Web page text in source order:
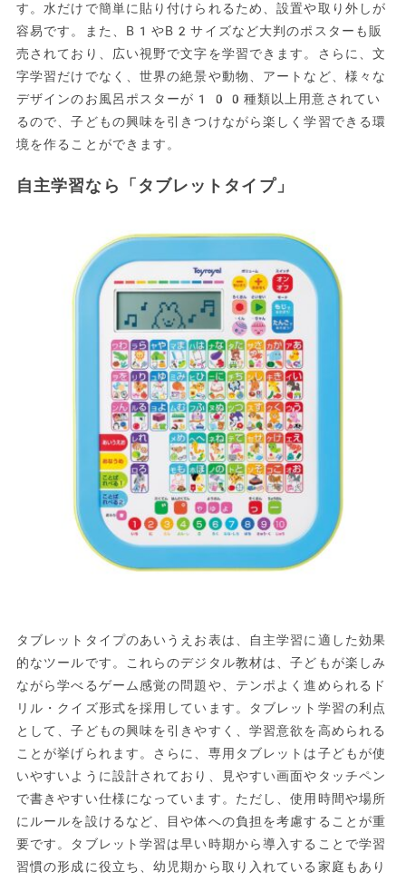
す。水だけで簡単に貼り付けられるため、設置や取り外しが
容易です。また、B1やB2サイズなど大判のポスターも販
売されており、広い視野で文字を学習できます。さらに、文
字学習だけでなく、世界の絶景や動物、アートなど、様々な
デザインのお風呂ポスターが100種類以上用意されてい
るので、子どもの興味を引きつけながら楽しく学習できる環
境を作ることができます。
自主学習なら「タブレットタイプ」
タブレットタイプのあいうえお表は、自主学習に適した効果
的なツールです。これらのデジタル教材は、子どもが楽しみ
ながら学べるゲーム感覚の問題や、テンポよく進められるド
リル・クイズ形式を採用しています。タブレット学習の利点
として、子どもの興味を引きやすく、学習意欲を高められる
ことが挙げられます。さらに、専用タブレットは子どもが使
いやすいように設計されており、見やすい画面やタッチペン
で書きやすい仕様になっています。ただし、使用時間や場所
にルールを設けるなど、目や体への負担を考慮することが重
要です。タブレット学習は早い時期から導入することで学習
習慣の形成に役立ち、幼児期から取り入れている家庭もあり